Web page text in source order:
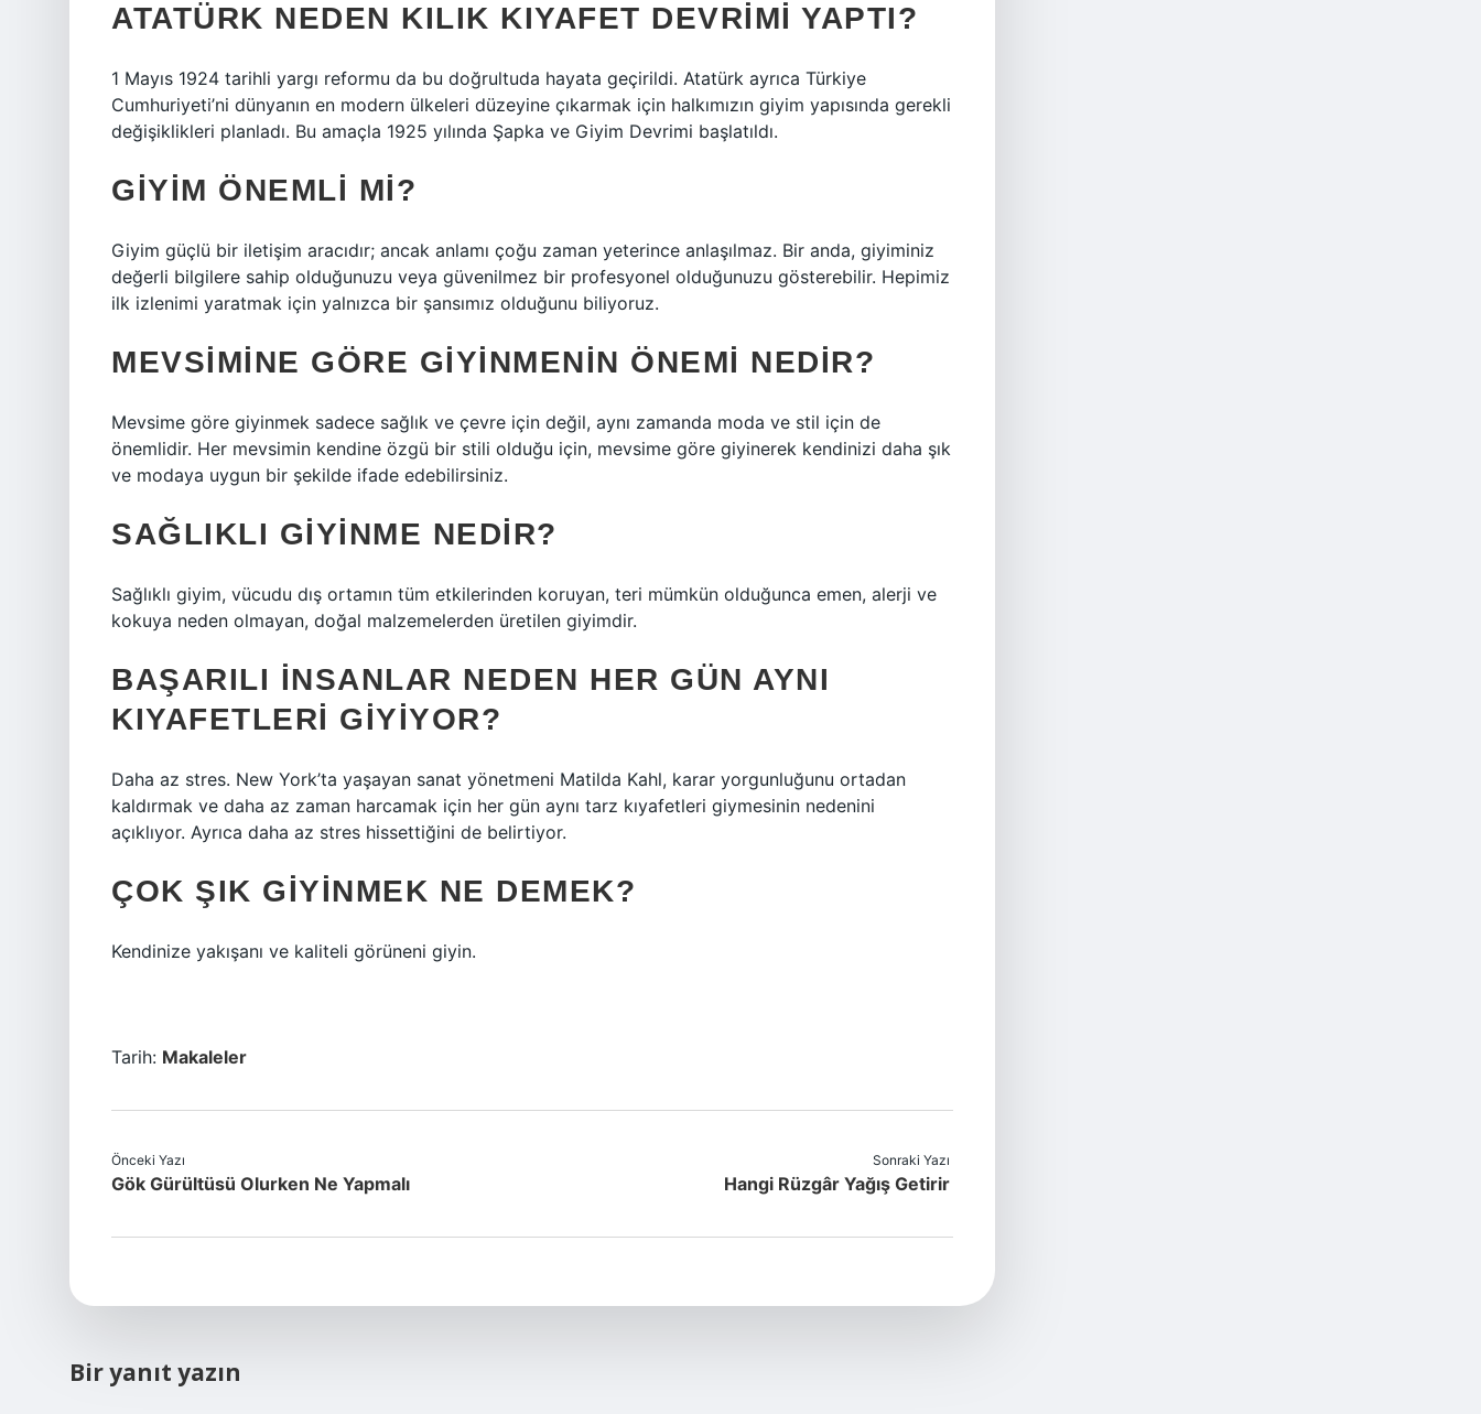
ATATÜRK NEDEN KILIK KIYAFET DEVRIMI YAPTI?
1 Mayıs 1924 tarihli yargı reformu da bu doğrultuda hayata geçirildi. Atatürk ayrıca Türkiye
Cumhuriyeti’ni dünyanın en modern ülkeleri düzeyine çıkarmak için halkımızın giyim yapısında gerekli
değişiklikleri planladı. Bu amaçla 1925 yılında Şapka ve Giyim Devrimi başlatıldı.
GIYIM ÖNEMLI MI?
Giyim güçlü bir iletişim aracıdır; ancak anlamı çoğu zaman yeterince anlaşılmaz. Bir anda, giyiminiz
değerli bilgilere sahip olduğunuzu veya güvenilmez bir profesyonel olduğunuzu gösterebilir. Hepimiz
ilk izlenimi yaratmak için yalnızca bir şansımız olduğunu biliyoruz.
MEVSIMINE GÖRE GIYINMENIN ÖNEMI NEDIR?
Mevsime göre giyinmek sadece sağlık ve çevre için değil, aynı zamanda moda ve stil için de
önemlidir. Her mevsimin kendine özgü bir stili olduğu için, mevsime göre giyinerek kendinizi daha şık
ve modaya uygun bir şekilde ifade edebilirsiniz.
SAĞLIKLI GIYINME NEDIR?
Sağlıklı giyim, vücudu dış ortamın tüm etkilerinden koruyan, teri mümkün olduğunca emen, alerji ve
kokuya neden olmayan, doğal malzemelerden üretilen giyimdir.
BAŞARILI INSANLAR NEDEN HER GÜN AYNI
KIYAFETLERI GIYIYOR?
Daha az stres. New York’ta yaşayan sanat yönetmeni Matilda Kahl, karar yorgunluğunu ortadan
kaldırmak ve daha az zaman harcamak için her gün aynı tarz kıyafetleri giymesinin nedenini
açıklıyor. Ayrıca daha az stres hissettiğini de belirtiyor.
ÇOK ŞIK GIYINMEK NE DEMEK?
Kendinize yakışanı ve kaliteli görüneni giyin.
Tarih: Makaleler
Önceki Yazı
Gök Gürültüsü Olurken Ne Yapmalı
Sonraki Yazı
Hangi Rüzgâr Yağış Getirir
Bir yanıt yazın